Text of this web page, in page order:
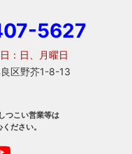
5627
月曜日
芥1-8-13
つこい営業等は
ださい。